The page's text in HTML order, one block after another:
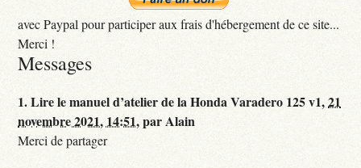
avec Paypal pour participer aux frais d'hébergement de ce site...
Merci !
Messages
1.Lire le manuel d’atelier de la Honda Varadero 125 v1,21
novembre 2021, 14:51,parAlain
Merci de partager